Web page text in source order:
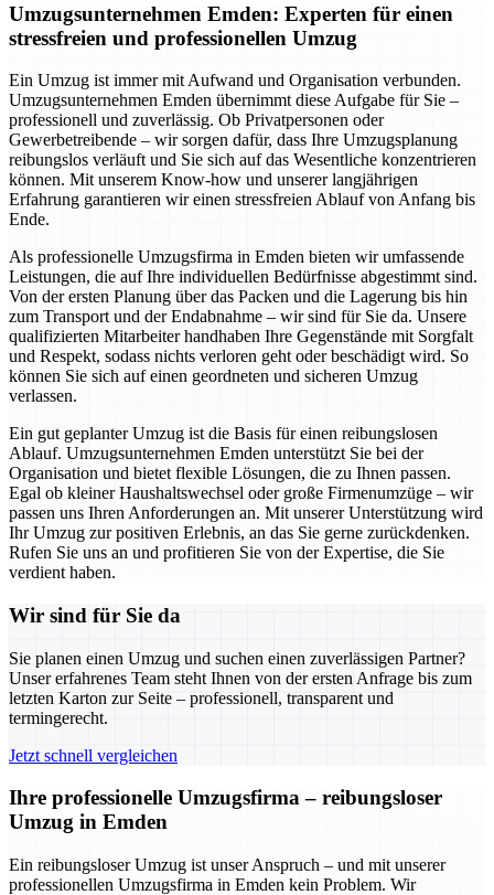
Umzugsunternehmen Emden: Experten für einen
stressfreien und professionellen Umzug
Ein Umzug ist immer mit Aufwand und Organisation verbunden.
Umzugsunternehmen Emden übernimmt diese Aufgabe für Sie –
professionell und zuverlässig. Ob Privatpersonen oder
Gewerbetreibende – wir sorgen dafür, dass Ihre Umzugsplanung
reibungslos verläuft und Sie sich auf das Wesentliche konzentrieren
können. Mit unserem Know-how und unserer langjährigen
Erfahrung garantieren wir einen stressfreien Ablauf von Anfang bis
Ende.
Als professionelle Umzugsfirma in Emden bieten wir umfassende
Leistungen, die auf Ihre individuellen Bedürfnisse abgestimmt sind.
Von der ersten Planung über das Packen und die Lagerung bis hin
zum Transport und der Endabnahme – wir sind für Sie da. Unsere
qualifizierten Mitarbeiter handhaben Ihre Gegenstände mit Sorgfalt
und Respekt, sodass nichts verloren geht oder beschädigt wird. So
können Sie sich auf einen geordneten und sicheren Umzug
verlassen.
Ein gut geplanter Umzug ist die Basis für einen reibungslosen
Ablauf. Umzugsunternehmen Emden unterstützt Sie bei der
Organisation und bietet flexible Lösungen, die zu Ihnen passen.
Egal ob kleiner Haushaltswechsel oder große Firmenumzüge – wir
passen uns Ihren Anforderungen an. Mit unserer Unterstützung wird
Ihr Umzug zur positiven Erlebnis, an das Sie gerne zurückdenken.
Rufen Sie uns an und profitieren Sie von der Expertise, die Sie
verdient haben.
Wir sind für Sie da
Sie planen einen Umzug und suchen einen zuverlässigen Partner?
Unser erfahrenes Team steht Ihnen von der ersten Anfrage bis zum
letzten Karton zur Seite – professionell, transparent und
termingerecht.
Jetzt schnell vergleichen
Ihre professionelle Umzugsfirma – reibungsloser
Umzug in Emden
Ein reibungsloser Umzug ist unser Anspruch – und mit unserer
professionellen Umzugsfirma in Emden kein Problem. Wir